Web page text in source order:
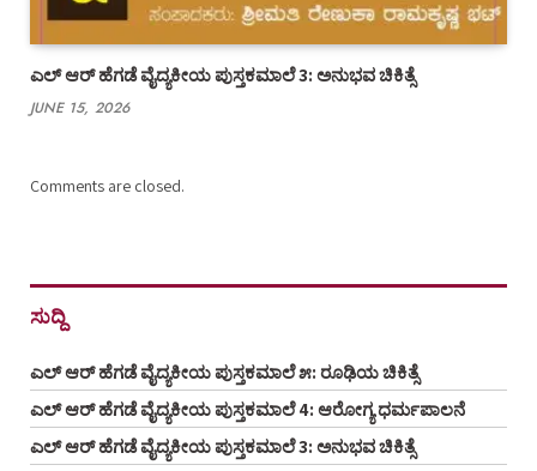
ಎಲ್ ಆರ್ ಹೆಗಡೆ ವೈದ್ಯಕೀಯ ಪುಸ್ತಕಮಾಲೆ 3: ಅನುಭವ ಚಿಕಿತ್ಸೆ
JUNE 15, 2026
Comments are closed.
ಸುದ್ದಿ
ಎಲ್ ಆರ್ ಹೆಗಡೆ ವೈದ್ಯಕೀಯ ಪುಸ್ತಕಮಾಲೆ ೫: ರೂಢಿಯ ಚಿಕಿತ್ಸೆ
ಎಲ್ ಆರ್ ಹೆಗಡೆ ವೈದ್ಯಕೀಯ ಪುಸ್ತಕಮಾಲೆ 4: ಆರೋಗ್ಯ ಧರ್ಮಪಾಲನೆ
ಎಲ್ ಆರ್ ಹೆಗಡೆ ವೈದ್ಯಕೀಯ ಪುಸ್ತಕಮಾಲೆ 3: ಅನುಭವ ಚಿಕಿತ್ಸೆ